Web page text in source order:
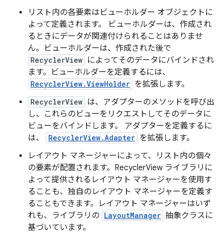
リスト内の各要素はビューホルダー オブジェクトに
よって定義されます。
ビューホルダーは、作成され
るときにデータが関連付けられることはありませ
ん。ビューホルダーは、作成された後で
RecyclerView によってそのデータにバインド され
ます。ビューホルダーを定義するには、
RecyclerView.ViewHolder を拡張します。
RecyclerView は、アダプターのメソッドを呼び出
し、これらのビューをリクエストしてそのデータに
ビューをバインドします。 アダプターを定義するに
は、
RecyclerView.Adapter を拡張します。
レイアウト マネージャーによって、リスト内の個々
の要素が配置されます。RecyclerView ライブラリに
よって提供されるレイアウト マネージャーを使用す
ることも、独自のレイアウト マネージャーを定義す
ることもできます。レイアウト マネージャーはいず
れも、ライブラリの LayoutManager 抽象クラスに
基づいています。